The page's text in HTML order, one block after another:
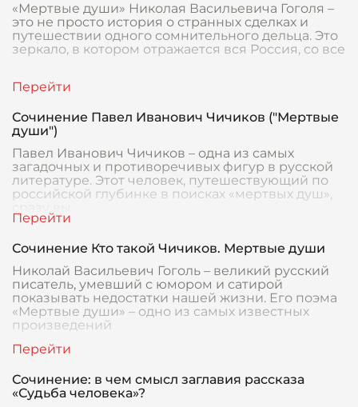
«Мертвые души» Николая Васильевича Гоголя –
это не просто история о странных сделках и
путешествии одного сомнительного дельца. Это
зеркало, в котором отражается вся Россия, со все
Сочинение Павел Иванович Чичиков ("Мертвые
души")
Павел Иванович Чичиков – одна из самых
загадочных и противоречивых фигур в русской
литературе. Этот человек, путешествующий по
российской глубинке в поисках «мертвых душ»,
Сочинение Кто такой Чичиков. Мертвые души
Николай Васильевич Гоголь – великий русский
писатель, умевший с юмором и сатирой
показывать недостатки нашей жизни. Его поэма
«Мертвые души» – одно из самых известных
произведений
Сочинение: в чем смысл заглавия рассказа
«Судьба человека»?